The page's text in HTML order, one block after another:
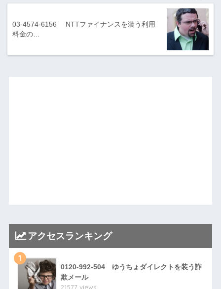
03-4574-6156 NTTファイナンスを装う利用
料金の…
アクセスランキング
1
0120-992-504 ゆうちょダイレクトを装う詐
欺メール
21577 views